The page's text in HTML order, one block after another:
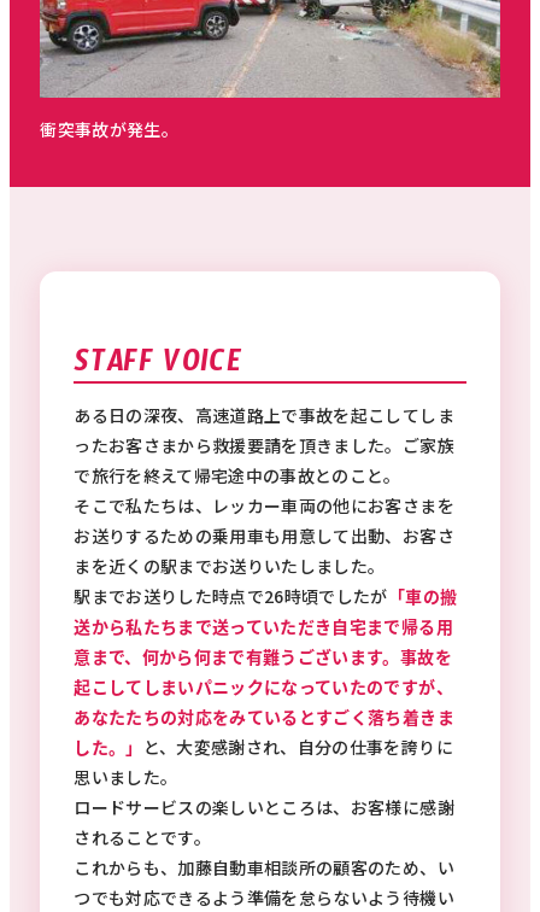
衝突事故が発生。
STAFF VOICE
ある日の深夜、高速道路上で事故を起こしてしま
ったお客さまから救援要請を頂きました。ご家族
で旅行を終えて帰宅途中の事故とのこと。
そこで私たちは、レッカー車両の他にお客さまを
お送りするための乗用車も用意して出動、お客さ
まを近くの駅までお送りいたしました。
駅までお送りした時点で26時頃でしたが 「車の搬
送から私たちまで送っていただき自宅まで帰る用
意まで、何から何まで有難うございます。事故を
起こしてしまいパニックになっていたのですが、
あなたたちの対応をみているとすごく落ち着きま
した。」 と、大変感謝され、自分の仕事を誇りに
思いました。
ロードサービスの楽しいところは、お客様に感謝
されることです。
これからも、加藤自動車相談所の顧客のため、い
つでも対応できるよう準備を怠らないよう待機い